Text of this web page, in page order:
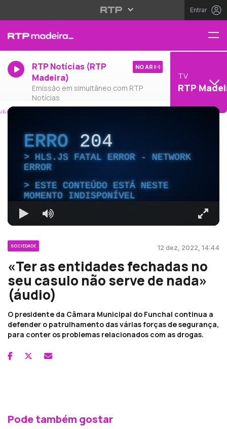
Entrar
RTP Notícias (RTP
Madeira)
Emissão em simultâneo com RTP
Notícias
NO AR
TV
RTP
ERRO204
HLS.JS FATAL ERROR - NETWORK
ERROR
ESTE CONTEÚDO ESTÁ NESTE
MOMENTO INDISPONÍVEL
SOCIEDADE 12 dez, 2022, 14:44
«Ter as entidades fechadas no
seu casulo não serve de nada»
(áudio)
O presidente da Câmara Municipal do Funchal continua a
defender o patrulhamento das várias forças de segurança,
para conter os problemas relacionados com as drogas.
Pode também gostar